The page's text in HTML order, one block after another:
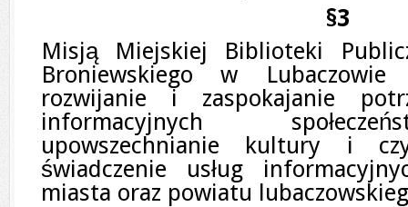
§3
Misją Miejskiej Biblioteki
Broniewskiego w Lubaczowie
rozwijanie i zaspokajanie
informacyjnych
upowszechnianie kultury i
świadczenie usług
miasta oraz powiatu